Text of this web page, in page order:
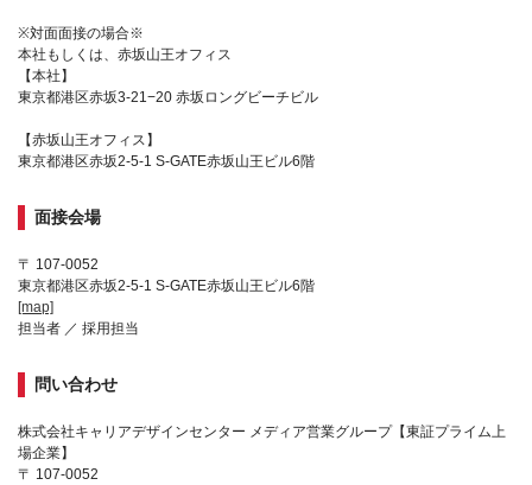
※対面面接の場合※
本社もしくは、赤坂山王オフィス
【本社】
東京都港区赤坂3-21−20 赤坂ロングビーチビル
【赤坂山王オフィス】
東京都港区赤坂2-5-1 S-GATE赤坂山王ビル6階
面接会場
〒 107-0052
東京都港区赤坂2-5-1 S-GATE赤坂山王ビル6階
[map]
担当者 ／ 採用担当
問い合わせ
株式会社キャリアデザインセンター メディア営業グループ【東証プライム上
場企業】
〒 107-0052